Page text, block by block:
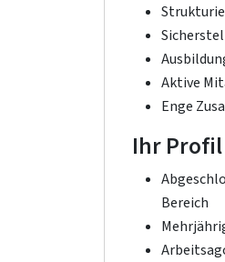
Aktive
Enge
Ihr Profil
Bereich